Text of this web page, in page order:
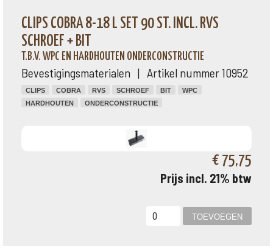
CLIPS COBRA 8-18 L SET 90 ST. INCL. RVS
SCHROEF + BIT
T.B.V. WPC EN HARDHOUTEN ONDERCONSTRUCTIE
Bevestigingsmaterialen | Artikel nummer 10952
CLIPS COBRA RVS SCHROEF BIT
WPC
HARDHOUTEN
ONDERCONSTRUCTIE
€ 75,75
Prijs incl. 21% btw